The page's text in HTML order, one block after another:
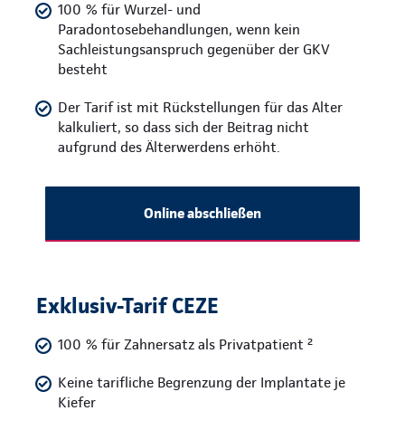
100 % für Wurzel- und
Paradontosebehandlungen, wenn kein
Sachleistungsanspruch gegenüber der GKV
besteht
Der Tarif ist mit Rückstellungen für das Alter
kalkuliert, so dass sich der Beitrag nicht
aufgrund des Älterwerdens erhöht.
Online abschließen
Exklusiv-Tarif CEZE
100 % für Zahnersatz als Privatpatient ²
Keine tarifliche Begrenzung der Implantate je
Kiefer